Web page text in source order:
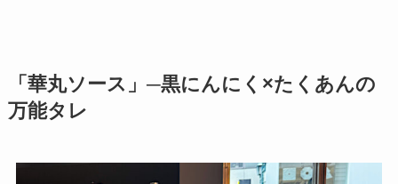
「華丸ソース」─黒にんにく×たくあんの
万能タレ